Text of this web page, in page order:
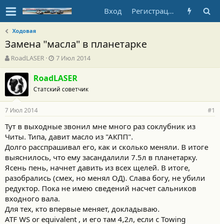
Вход Регистрация
Ходовая
Замена "масла" в планетарке
А
в
т
о
р
т
е
м
ы
RoadLASER
Д
а
т
а
н
а
а
л
а
7 Июл 2014
RoadLASER
Статский советчик
7 Июл 2014 #1
Тут в выходные звонил мне много раз соклубник из
Читы. Типа, давит масло из "АКПП".
Долго расспрашивал его, как и сколько меняли. В итоге
выяснилось, что ему засандалили 7.5л в планетарку.
Ясень пень, начнет давить из всех щелей. В итоге,
разобрались (смех, но менял ОД). Слава богу, не убили
редуктор. Пока не имею сведений насчет сальников
входного вала.
Для тех, кто впервые меняет, докладываю.
ATF WS or equivalent , и его там 4,2л, если с Towing